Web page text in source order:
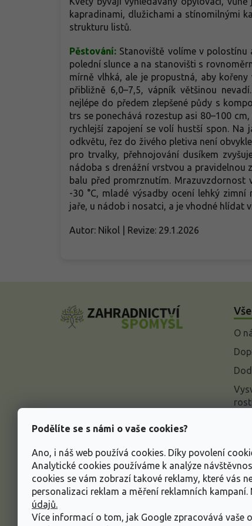
Podělíte se s námi o vaše cookies?
Ano, i náš web používá cookies. Díky povolení
Analytické cookies používáme k analýze
cookies se vám zobrazí takové reklamy, které vás
personalizaci reklam a měření reklamních
údajů.
Více informací o tom, jak Google zpracovává vaše
kapradinami, dlužichami a stínomilnými
strukturu listů.
Pěstování: Stanoviště volíme v
polední slunce a na stanovišti s
mírně vlhká, ale je propustná, aby
přibližně 6,0–7,5, vápník většinou
nejlépe do předem zlepšené půdy s
trs se ponechává rozestup asi 80–100
rychlejší zapojení se volí hustší spon.
odkvětu, řez do živého pletiva není
pro trvalky, přehnojování dusíkem
nádoba s drenážní vrstvou a pravidelnou
balu před promrznutím. Mrazuvzdornost
-30 °C, mladé výsadby ocení lehký
jaře, u nádob i nosatci, a je vhodné hlídat
Autor: Nikol | Revize: 29.1.2026
O